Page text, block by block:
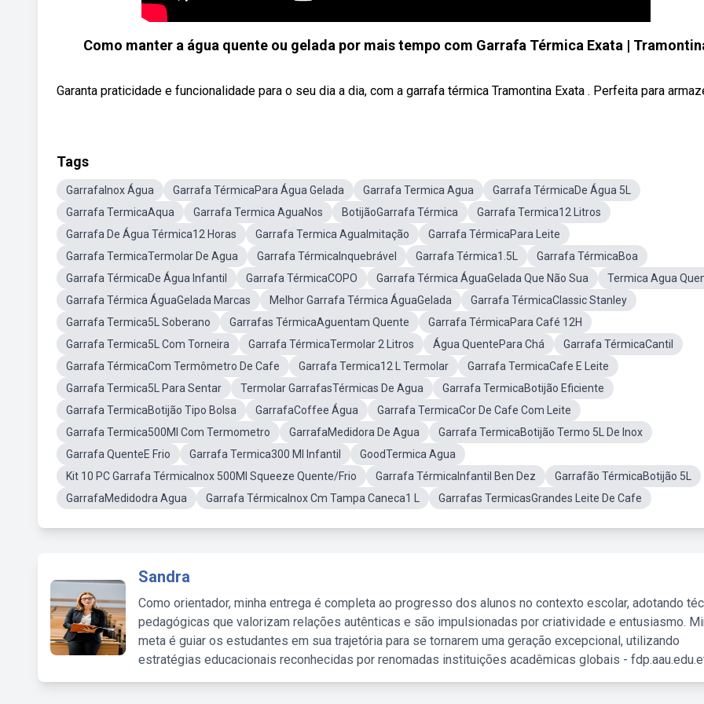
Como manter a água quente ou gelada por mais tempo com Garrafa Térmica Exata |
Garanta praticidade e funcionalidade para o seu dia a dia, com a garrafa térmica Tramontina Exata . Perfeita para
Tags
GarrafaInox Água Garrafa TérmicaPara Água Gelada Garrafa Termica Agua
Garrafa TérmicaDe Água 5L
Garrafa TermicaAqua
Garrafa Termica AguaNos BotijãoGarrafa Térmica
Garrafa Termica12 Litros
Garrafa De Água Térmica12 Horas
Garrafa Termica AguaImitação
Garrafa TérmicaPara Leite
Garrafa TermicaTermolar De Agua
Garrafa TérmicaInquebrável Garrafa Térmica1.5L
Garrafa TérmicaBoa
Garrafa TérmicaDe Água Infantil
Garrafa TérmicaCOPO Garrafa Térmica ÁguaGelada Que Não Sua
Termica Agua
Garrafa Térmica ÁguaGelada Marcas
Melhor Garrafa Térmica ÁguaGelada
Garrafa TérmicaClassic Stanley
Garrafa Termica5L Soberano
Garrafas TérmicaAguentam Quente
Garrafa TérmicaPara Café 12H
Garrafa Termica5L Com Torneira
Garrafa TérmicaTermolar 2 Litros Água QuentePara Chá
Garrafa TérmicaCantil
Garrafa TérmicaCom Termômetro De Cafe
Garrafa Termica12 L Termolar
Garrafa TermicaCafe E Leite
Garrafa Termica5L Para Sentar
Termolar GarrafasTérmicas De Agua
Garrafa TermicaBotijão Eficiente
Garrafa TermicaBotijão Tipo Bolsa
GarrafaCoffee Água
Garrafa TermicaCor De Cafe Com Leite
Garrafa Termica500Ml Com Termometro
GarrafaMedidora De Agua
Garrafa TermicaBotijão Termo 5L De Inox
Garrafa QuenteE Frio
Garrafa Termica300 Ml Infantil
GoodTermica Agua
Kit 10 PC Garrafa TérmicaInox 500Ml Squeeze Quente/Frio
Garrafa TérmicaInfantil Ben Dez
Garrafão TérmicaBotijão 5L
GarrafaMedidodra Agua
Garrafa TérmicaInox Cm Tampa Caneca1 L Garrafas TermicasGrandes Leite De Cafe
Sandra
Como orientador, minha entrega é completa ao progresso dos alunos no contexto escolar, adotando
pedagógicas que valorizam relações autênticas e são impulsionadas por criatividade e entusiasmo.
meta é guiar os estudantes em sua trajetória para se tornarem uma geração excepcional, utilizando
estratégias educacionais reconhecidas por renomadas instituições acadêmicas globais -